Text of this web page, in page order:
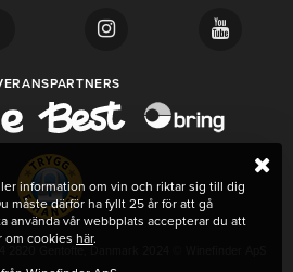
information om vin och riktar sig till dig
måste därför ha fyllt 25 år för att gå
använda vår webbplats accepterar du att
om cookies här.